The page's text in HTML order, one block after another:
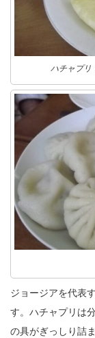
ハチャプリ
ジョージアを代表
す。ハチャプリは
の具がぎっしり詰